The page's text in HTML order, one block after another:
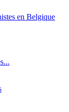
en Belgique